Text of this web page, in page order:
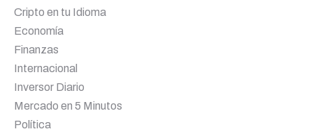
Cripto en tu Idioma
Economía
Finanzas
Internacional
Inversor Diario
Mercado en 5 Minutos
Política